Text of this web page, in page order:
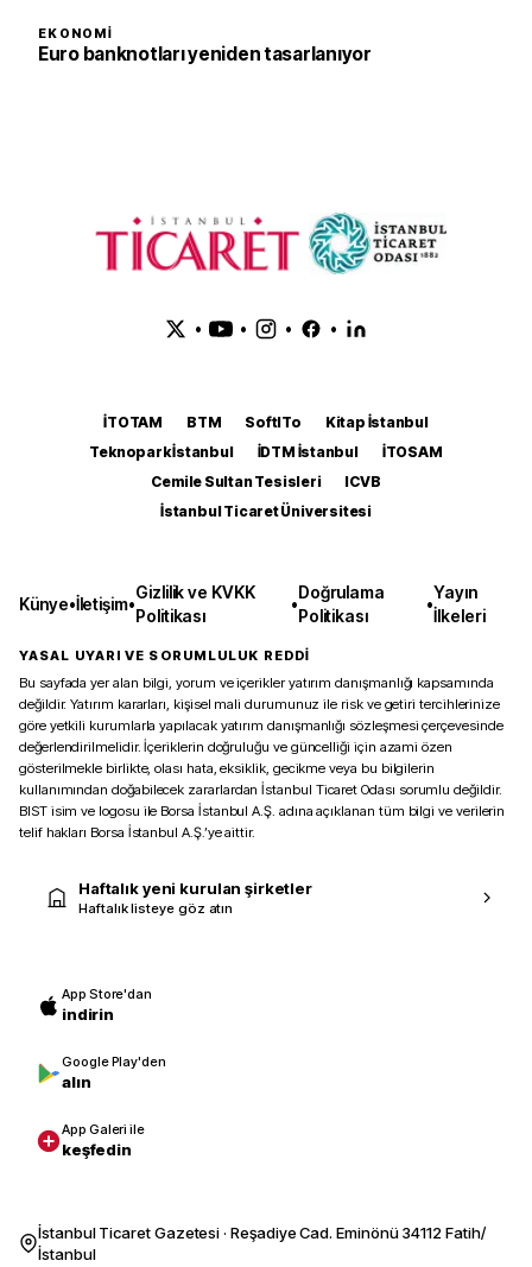
EKONOMI
Euro banknotları yeniden tasarlanıyor
• • • •
İTOTAM BTM SoftITo
Kitap İstanbul
Teknopark İstanbul
İDTM İstanbul
İTOSAM
Cemile Sultan Tesisleri
ICVB
İstanbul Ticaret Üniversitesi
Künye•İletişim•
Gizlilik ve KVKK
Politikası
•
Doğrulama
Politikası
•
Yayın
İlkeleri
YASAL UYARI VE SORUMLULUK REDDİ
Bu sayfada yer alan bilgi, yorum ve içerikler yatırım danışmanlığı kapsamında
değildir. Yatırım kararları, kişisel mali durumunuz ile risk ve getiri tercihlerinize
göre yetkili kurumlarla yapılacak yatırım danışmanlığı sözleşmesi çerçevesinde
değerlendirilmelidir. İçeriklerin doğruluğu ve güncelliği için azami özen
gösterilmekle birlikte, olası hata, eksiklik, gecikme veya bu bilgilerin
kullanımından doğabilecek zararlardan İstanbul Ticaret Odası sorumlu değildir.
BIST isim ve logosu ile Borsa İstanbul A.Ş. adına açıklanan tüm bilgi ve verilerin
telif hakları Borsa İstanbul A.Ş.’ye aittir.
Haftalık yeni kurulan şirketler
Haftalık listeye göz atın
App Store'dan
indirin
Google Play'den
alın
App Galeri ile
keşfedin
İstanbul Ticaret Gazetesi · Reşadiye Cad. Eminönü 34112 Fatih/
İstanbul